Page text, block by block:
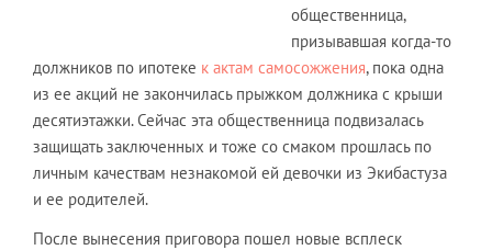
общественница,
призывавшая когда-то
должников по ипотеке к актам самосожжения, пока одна
из ее акций не закончилась прыжком должника с крыши
десятиэтажки. Сейчас эта общественница подвизалась
защищать заключенных и тоже со смаком прошлась по
личным качествам незнакомой ей девочки из Экибастуза
и ее родителей.
После вынесения приговора пошел новые всплеск